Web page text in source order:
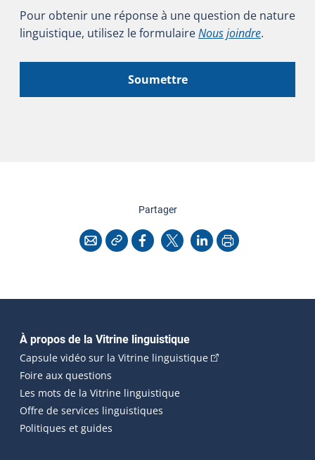
Pour obtenir une réponse à une question de nature
linguistique, utilisez le formulaireNous joindre.
Soumettre
Partagercette page
CourrielCopier l'adresse
Facebook
X LinkedInImprimer
Navigation principale
À propos de la Vitrine linguistique
Capsule vidéo sur la Vitrine linguistique(Cet hyperlien
Foire aux questions
Les mots de la Vitrine linguistique
Offre de services linguistiques
Politiques et guides